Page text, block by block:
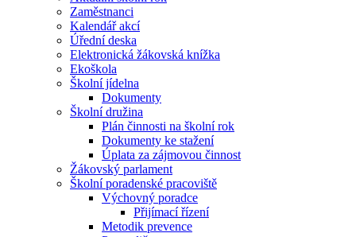
Zaměstnanci
Kalendář akcí
Úřední deska
Elektronická žákovská knížka
Ekoškola
Školní jídelna
Dokumenty
Školní družina
Plán činnosti na školní rok
Dokumenty ke stažení
Úplata za zájmovou činnost
Žákovský parlament
Školní poradenské pracoviště
Výchovný poradce
Přijímací řízení
Metodik prevence